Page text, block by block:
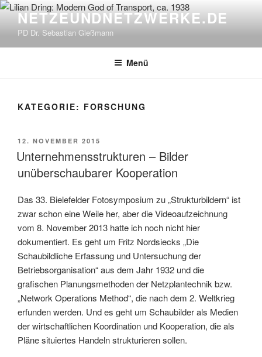
Zum
springen
NETZEUNDNETZWERKE.DE
PD Dr. Sebastian Gießmann
Menü
KATEGORIE: FORSCHUNG
VERÖFFENTLICHT
AM
12. NOVEMBER 2015
Unternehmensstrukturen – Bilder
unüberschaubarer Kooperation
Das 33. Bielefelder Fotosymposium zu „Strukturbildern“ ist
zwar schon eine Weile her, aber die Videoaufzeichnung
vom 8. November 2013 hatte ich noch nicht hier
dokumentiert. Es geht um Fritz Nordsiecks „Die
Schaubildliche Erfassung und Untersuchung der
Betriebsorganisation“ aus dem Jahr 1932 und die
grafischen Planungsmethoden der Netzplantechnik bzw.
„Network Operations Method“, die nach dem 2. Weltkrieg
erfunden werden. Und es geht um Schaubilder als Medien
der wirtschaftlichen Koordination und Kooperation, die als
Pläne situiertes Handeln strukturieren sollen.